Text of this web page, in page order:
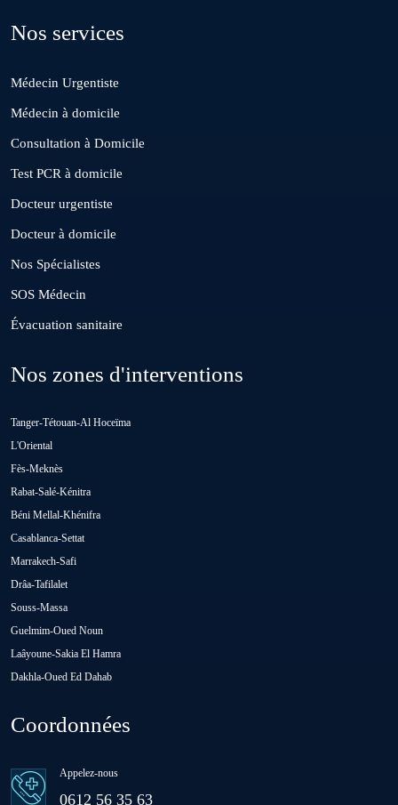
Deroua
El Borouj
El Gara
Guisser
Hattane
Khouribga
Loulad
Oulad H'Riz Sahel
Oulad Saïd
Ras El Aïn
Nos services
Médecin Urgentiste
Médecin à domicile
Consultation à Domicile
Test PCR à domicile
Docteur urgentiste
Docteur à domicile
Nos Spécialistes
SOS Médecin
Évacuation sanitaire
Nos zones d'interventions
Tanger-Tétouan-Al Hoceïma
L'Oriental
Fès-Meknès
Rabat-Salé-Kénitra
Béni Mellal-Khénifra
Casablanca-Settat
Marrakech-Safi
Drâa-Tafilalet
Souss-Massa
Guelmim-Oued Noun
Laâyoune-Sakia El Hamra
Dakhla-Oued Ed Dahab
Coordonnées
Appelez-nous
0612 56 35 63